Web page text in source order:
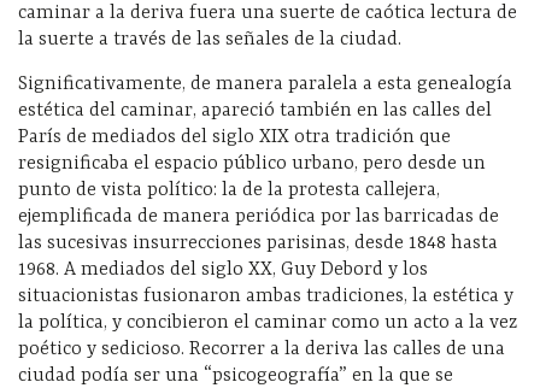
caminar a la deriva fuera una suerte de caótica lectura de
la suerte a través de las señales de la ciudad.
Significativamente, de manera paralela a esta genealogía
estética del caminar, apareció también en las calles del
París de mediados del siglo XIX otra tradición que
resignificaba el espacio público urbano, pero desde un
punto de vista político: la de la protesta callejera,
ejemplificada de manera periódica por las barricadas de
las sucesivas insurrecciones parisinas, desde 1848 hasta
1968. A mediados del siglo XX, Guy Debord y los
situacionistas fusionaron ambas tradiciones, la estética y
la política, y concibieron el caminar como un acto a la vez
poético y sedicioso. Recorrer a la deriva las calles de una
ciudad podía ser una “psicogeografía” en la que se